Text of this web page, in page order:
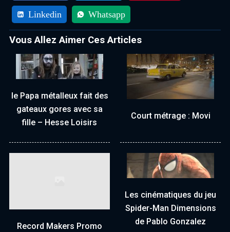
Linkedin Whatsapp
Vous Allez Aimer Ces Articles
le Papa métalleux fait des
gateaux gores avec sa
fille – Hesse Loisirs
Court métrage : Movi
Record Makers Promo
Les cinématiques du jeu
Spider-Man Dimensions
de Pablo Gonzalez